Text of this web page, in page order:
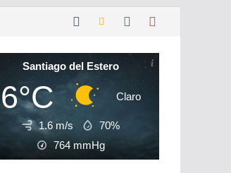
Santiago del Estero
6°C Claro
1.6 m/s
70%
764 mmHg